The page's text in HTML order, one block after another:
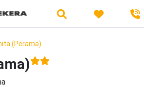
(Perama)